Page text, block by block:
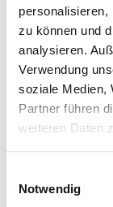
personalisieren,
zu können und
analysieren.
Verwendung
soziale Medien,
Partner führen
weiteren Daten
Notwendig